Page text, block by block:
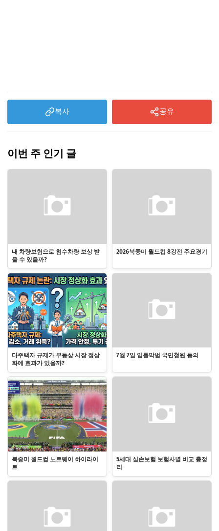
복사 공유
이번 주 인기 글
내 차량보험으로 침수차량 보상 받
을 수 있을까?
2026북중미 월드컵 8강전 주요경기
다주택자 규제가 부동상 시장 정상
화에 효과가 있을까?
7월 7일 입틀막법 국민청원 동의
북중미 월드컵 노르웨이 하이라이
트
5세대 실손보험 보험사별 비교 총정
리